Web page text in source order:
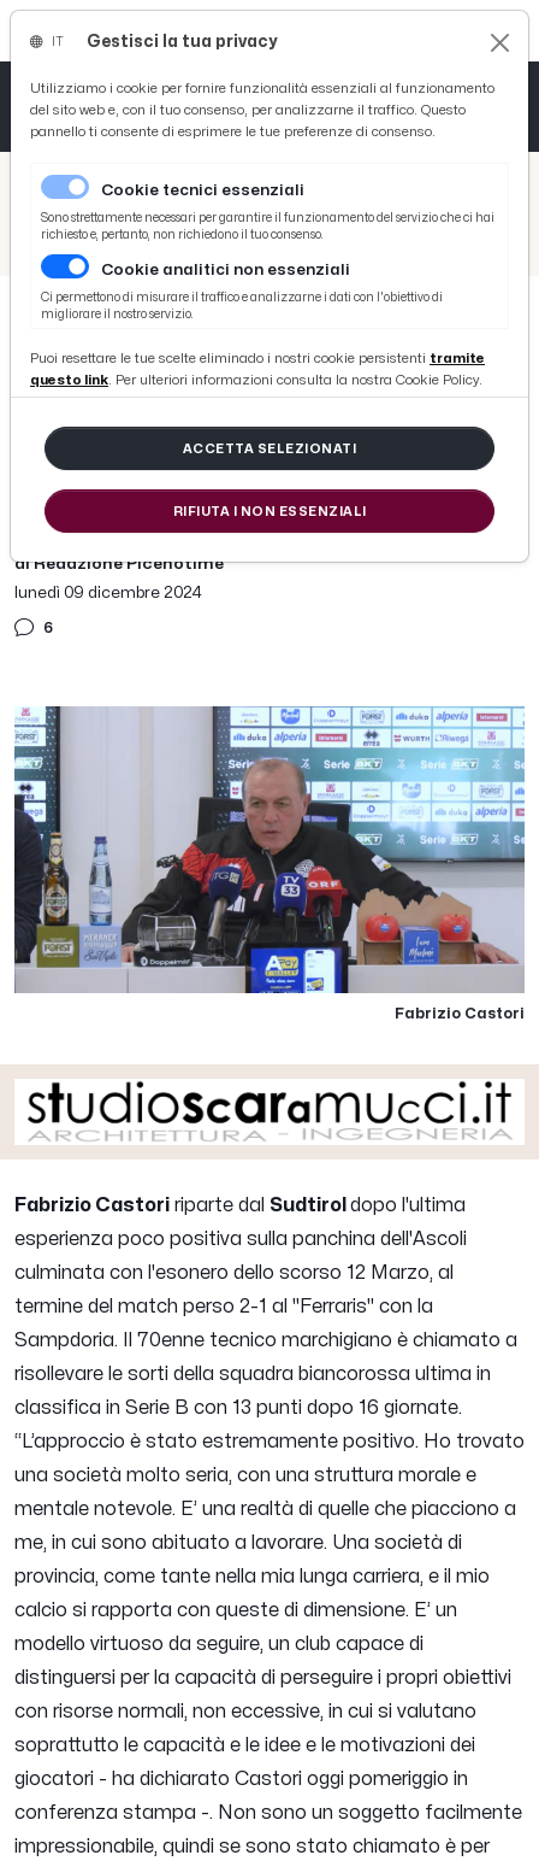
/ Picenotime
/ Ascoli Time
Ascoli Calcio, l'ex Castori riparte dal Sudtirol: “Questa è una società molto seria con una struttura morale notevole”
Ascoli Calcio, l'ex Castori riparte
dal Sudtirol: “Questa è una società
molto seria con una struttura
morale notevole”
di Redazione Picenotime
lunedì 09 dicembre 2024
6
Fabrizio Castori
Fabrizio Castori riparte dal Sudtirol dopo l'ultima
esperienza poco positiva sulla panchina dell'Ascoli
culminata con l'esonero dello scorso 12 Marzo, al
termine del match perso 2-1 al "Ferraris" con la
Sampdoria. Il 70enne tecnico marchigiano è chiamato a
risollevare le sorti della squadra biancorossa ultima in
classifica in Serie B con 13 punti dopo 16 giornate.
“ L’approccio è stato estremamente positivo. Ho trovato
una società molto seria, con una struttura morale e
mentale notevole. E’ una realtà di quelle che piacciono a
me, in cui sono abituato a lavorare. Una società di
provincia, come tante nella mia lunga carriera, e il mio
calcio si rapporta con queste di dimensione. E’ un
modello virtuoso da seguire, un club capace di
distinguersi per la capacità di perseguire i propri obiettivi
con risorse normali, non eccessive, in cui si valutano
soprattutto le capacità e le idee e le motivazioni dei
giocatori - ha dichiarato Castori oggi pomeriggio in
conferenza stampa -. Non sono un soggetto facilmente
impressionabile, quindi se sono stato chiamato è per
Gestisci la tua privacy
Utilizziamo i cookie per fornire funzionalità essenziali al funzionamento
del sito web e, con il tuo consenso, per analizzarne il traffico. Questo
pannello ti consente di esprimere le tue preferenze di consenso.
Cookie tecnici essenziali
Sono strettamente necessari per garantire il funzionamento del servizio che ci hai
richiesto e, pertanto, non richiedono il tuo consenso.
Cookie analitici non essenziali
Ci permettono di misurare il traffico e analizzarne i dati con l'obiettivo di
migliorare il nostro servizio.
Puoi resettare le tue scelte eliminado i nostri cookie persistenti tramite
questo link. Per ulteriori informazioni consulta la nostra Cookie Policy.
ACCETTA SELEZIONATI
RIFIUTA I NON ESSENZIALI
Tutto News
Tutto Sport
Basket
Ciclismo
Tutto Curiosità